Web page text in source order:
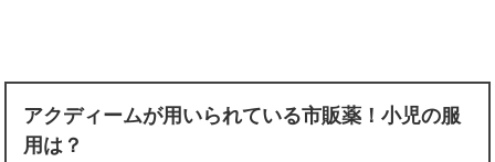
アクディームが用いられている市販薬！小児の服
用は？